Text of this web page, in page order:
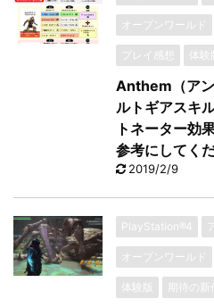
オープンワールド
プレイ感想 体験
Anthem（ア
ルトギアスキ
トネーター効
参考にしてくだ
2019/2/9
PlayStation®4
オープンワールド
体験版 期待の新